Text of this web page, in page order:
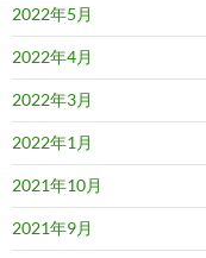
2022年5月
2022年4月
2022年3月
2022年1月
2021年10月
2021年9月